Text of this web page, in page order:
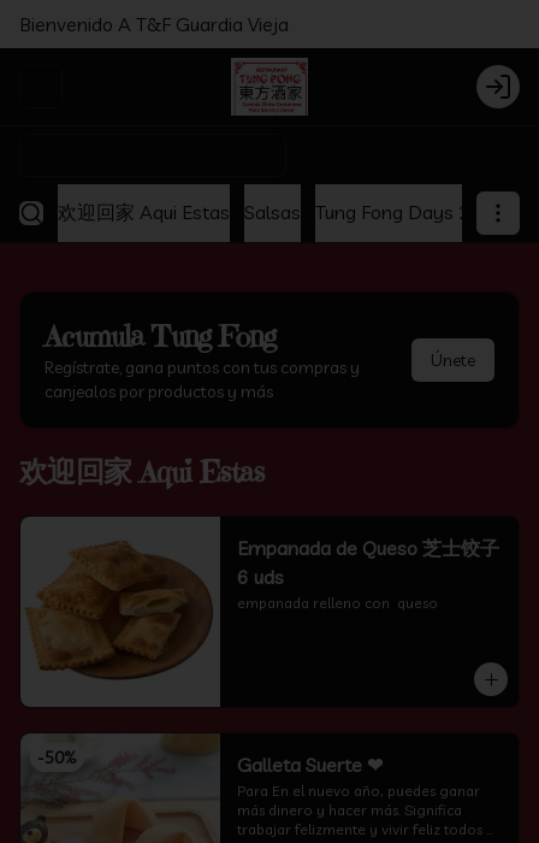
Bienvenido A T&F Guardia Vieja
Login
欢迎回家 Aqui Estas Salsas Tung Fong Days 2x1
AcumulaTung Fong
Regístrate, gana puntos con tus compras y
canjealos por productos y más
Únete
欢迎回家 Aqui Estas
Empanada de Queso 芝士饺子
6 uds
empanada relleno con  queso
-50% Galleta Suerte ❤
Para En el nuevo año, puedes ganar
más dinero y hacer más. Significa
trabajar felizmente y vivir feliz todos